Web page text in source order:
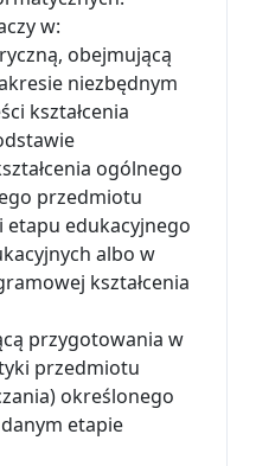
w:
obejmującą
niezbędnym
kształcenia
ogólnego
przedmiotu
etapu edukacyjnego
albo w
kształcenia
przygotowania w
przedmiotu
określonego
etapie